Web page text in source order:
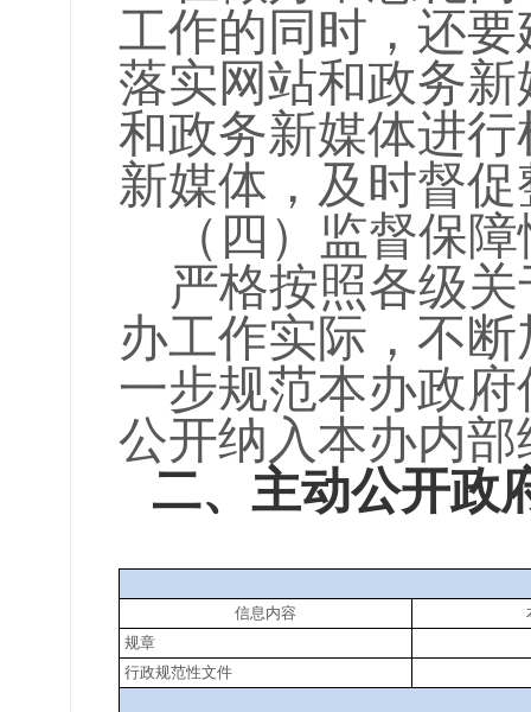
工作的同时，还
落实网站和政务
和政务新媒体进
新媒体，及时督促
（四）监督保
严格按照各级
办工作实际，不
一步规范本办政
公开纳入本办内
二、主动公开政
信息内容
规章
行政规范性文件